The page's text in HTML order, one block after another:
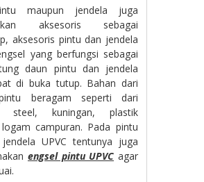
maupun jendela juga
aksesoris sebagai
aksesoris pintu dan jendela
yang berfungsi sebagai
daun pintu dan jendela
di buka tutup. Bahan dari
beragam seperti dari
steel, kuningan, plastik
campuran. Pada pintu
UPVC tentunya juga
engsel pintu UPVC agar